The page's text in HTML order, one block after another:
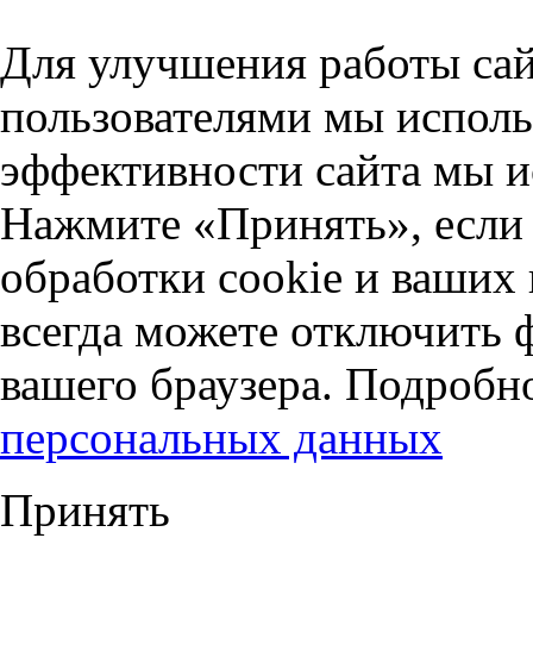
Для улучшения работы
пользователями мы
эффективности сайта мы
Нажмите «Принять», если
обработки cookie и
всегда можете отключить
вашего браузера.
персональных данных
Принять